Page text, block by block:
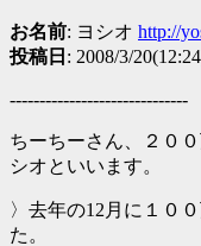
お名前: ヨシオ http://
投稿日 : 2008/3/
------------------------------
ちーちーさん、２０
シオといいます。
〉去年の12月に１０
た。